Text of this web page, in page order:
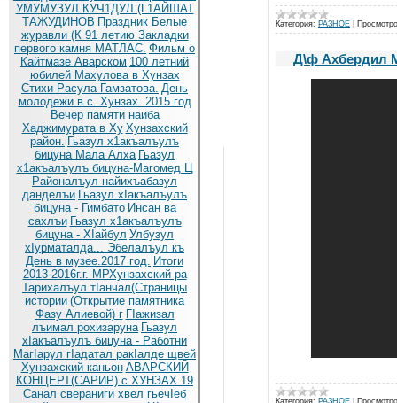
УМУМУЗУЛ КУЧ1ДУЛ (Г1АЙШАТ
ТАЖУДИНОВ Праздник Белые
журавли (К 91 летию Закладки
первого камня МАТЛАС. Фильм о
Кайтмазе Аварском 100 летний
юбилей Махулова в Хунзах
Стихи Расула Гамзатова. День
молодежи в с. Хунзах. 2015 год
Вечер памяти наиба
Хаджимурата в Ху Хунзахский
район. Гьазул х1акъалъулъ
бицуна Мала Алха Гьазул
х1акъалъулъ бицуна-Магомед Ц
Районалъул найихъабазул
данделъи Гьазул хIакъалъулъ
бицуна - Гимбато Инсан ва
сахлъи Гьазул х1акъалъулъ
бицуна - ХIайбул Улбузул
хIурматалда... Эбелалъул къ
День в музее.2017 год. Итоги
2013-2016г.г. МРХунзахский ра
Тарихалъул тIанчал(Страницы
истории (Открытие памятника
Фазу Алиевой) г ГIажизал
лъимал рохизаруна Гьазул
хIакъалъулъ бицуна - Работни
МагIарул гIадатал ракIалде щвей
Хунзахский каньон АВАРСКИЙ
КОНЦЕРТ(САРИР) с.ХУНЗАХ 19
Санал свераниги хвел гьечIеб
Категория: РАЗНОЕ
Д\ф Ахбердил
Категория: РАЗНОЕ